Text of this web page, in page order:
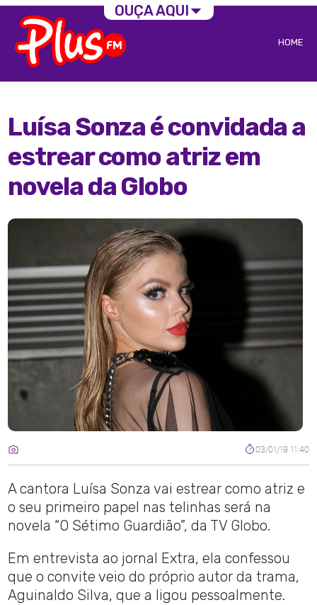
HOME
Luísa Sonza é convidada a
estrear como atriz em
novela da Globo
03/01/19 11:40
A cantora Luísa Sonza vai estrear como atriz e
o seu primeiro papel nas telinhas será na
novela “O Sétimo Guardião”, da TV Globo.
Em entrevista ao jornal Extra, ela confessou
que o convite veio do próprio autor da trama,
Aguinaldo Silva, que a ligou pessoalmente.
OUÇA AQUI